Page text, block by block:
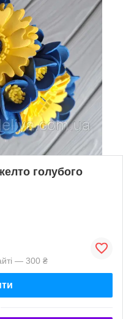
голубого
— 300 ₴